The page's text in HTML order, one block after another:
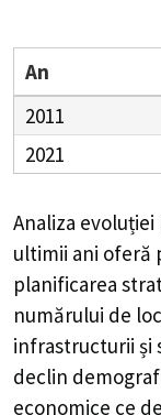
An
2011
2021
Analiza
ultimii ani oferă
planificarea
numărului de
infrastructurii și
declin
economice ce